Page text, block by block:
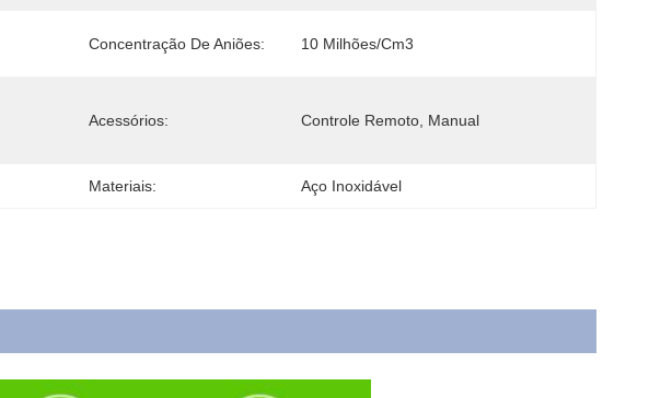
Concentração De Aniões: 10 Milhões/cm3
Acessórios: Controle Remoto, Manual
Materiais: Aço Inoxidável